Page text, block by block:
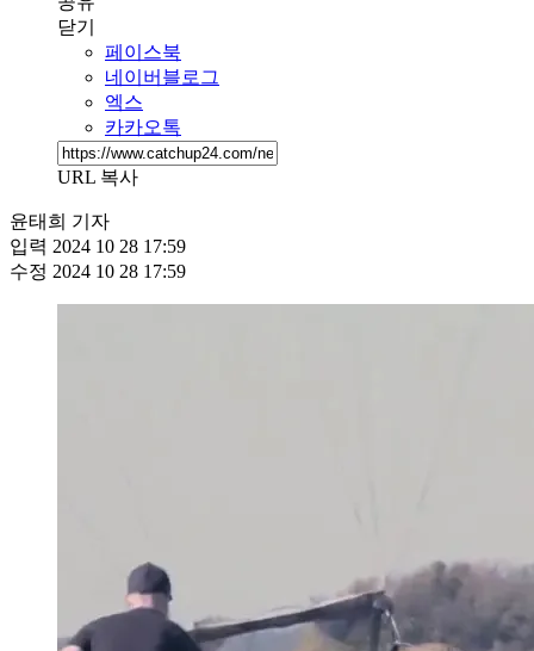
닫기
페이스북
네이버블로그
엑스
카카오톡
URL 복사
윤태희 기자
입력 2024 10 28 17:59
수정 2024 10 28 17:59